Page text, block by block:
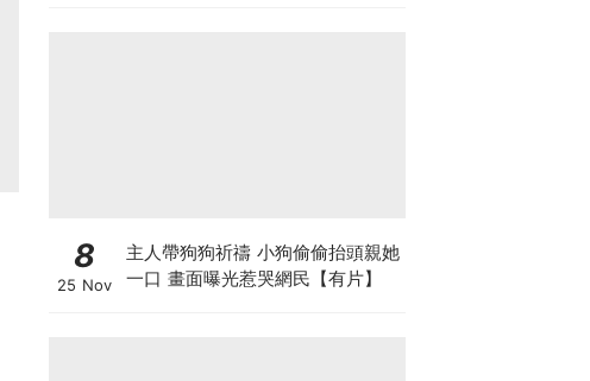
8
25 Nov
主人帶狗狗祈禱 小狗偷偷抬頭親她
一口 畫面曝光惹哭網民【有片】